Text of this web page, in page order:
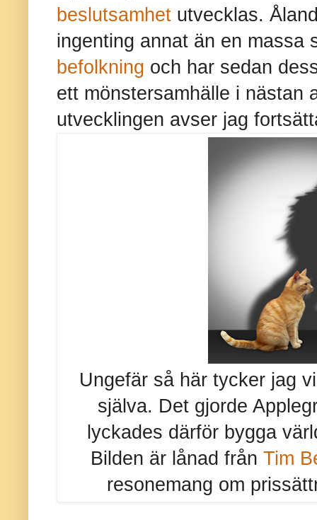
beslutsamhet utvecklas.
ingenting annat än en massa
befolkning och har sedan
ett mönstersamhälle i nästan
utvecklingen avser jag
Ungefär så här tycker jag
själva. Det gjorde
lyckades därför bygga
Bilden är lånad från Tim
resonemang om